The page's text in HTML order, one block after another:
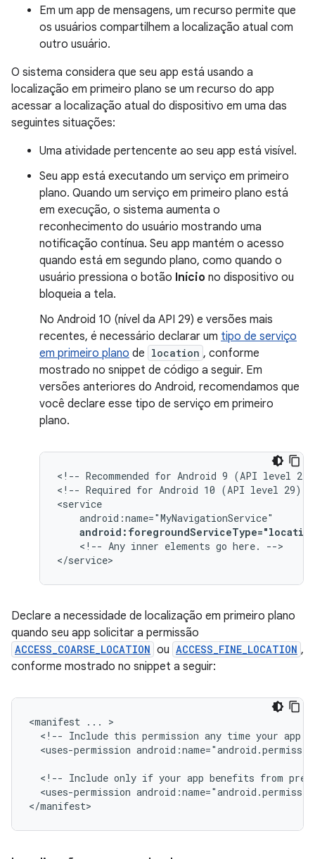
Em um app de mensagens, um recurso permite que
os usuários compartilhem a localização atual com
outro usuário.
O sistema considera que seu app está usando a
localização em primeiro plano se um recurso do app
acessar a localização atual do dispositivo em uma das
seguintes situações:
Uma atividade pertencente ao seu app está visível.
Seu app está executando um serviço em primeiro
plano. Quando um serviço em primeiro plano está
em execução, o sistema aumenta o
reconhecimento do usuário mostrando uma
notificação contínua. Seu app mantém o acesso
quando está em segundo plano, como quando o
usuário pressiona o botão Início no dispositivo ou
bloqueia a tela.
No Android 10 (nível da API 29) e versões mais
recentes, é necessário declarar um tipo de serviço
em primeiro plano de location , conforme
mostrado no snippet de código a seguir. Em
versões anteriores do Android, recomendamos que
você declare esse tipo de serviço em primeiro
plano.
<!-- Recommended for Android 9 (API level 28)
<!-- Required for Android 10 (API level 29)
<!-- Any inner elements go here.
-->
</service>
Declare a necessidade de localização em primeiro plano
quando seu app solicitar a permissão
ACCESS_COARSE_LOCATION ou ACCESS_FINE_LOCATION ,
conforme mostrado no snippet a seguir:
<manifest ...
<!-- Include this permission any time your app
<uses-permission
<!-- Include only if your app benefits from
<uses-permission
</manifest>